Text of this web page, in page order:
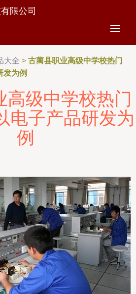
限公司
大全 > 古蔺县职业高级中学校热门
发为例
高级中学校热门
电子产品研发为
例